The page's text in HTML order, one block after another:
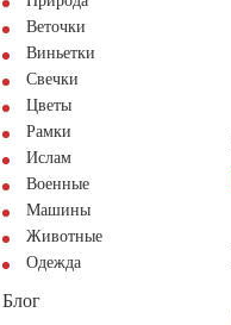
Веточки
Виньетки
Свечки
Цветы
Рамки
Ислам
Военные
Машины
Животные
Одежда
Блог